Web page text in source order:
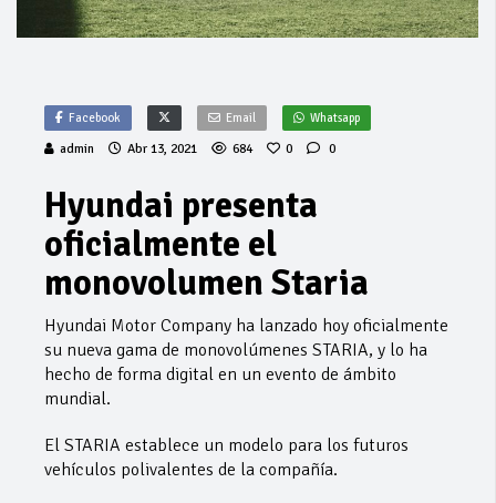
Facebook Email Whatsapp
admin Abr 13, 2021 684 0 0
Hyundai presenta
oficialmente el
monovolumen Staria
Hyundai Motor Company ha lanzado hoy oficialmente
su nueva gama de monovolúmenes STARIA, y lo ha
hecho de forma digital en un evento de ámbito
mundial.
El STARIA establece un modelo para los futuros
vehículos polivalentes de la compañía.